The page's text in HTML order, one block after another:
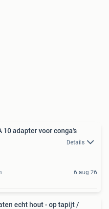
Pearl PSA 10 adapter voor conga's
Details
6 aug 26
echt hout - op tapijt /